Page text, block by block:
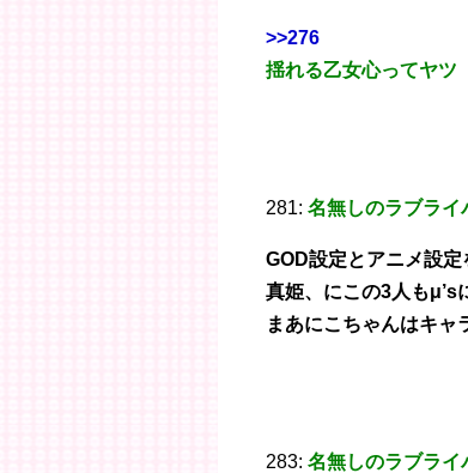
>>276
揺れる乙女心ってヤツ
281: 名無しのラブライ
GOD設定とアニメ設定
真姫、にこの3人もμ’s
まあにこちゃんはキャ
283: 名無しのラブライ